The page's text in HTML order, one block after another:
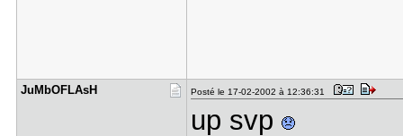
JuMbOFLAsH Posté le 17-02-2002 à 12:36:31
up svp